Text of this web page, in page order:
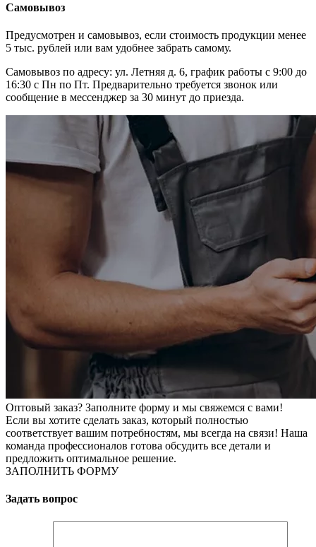
Самовывоз
Предусмотрен и самовывоз, если стоимость продукции менее
5 тыс. рублей или вам удобнее забрать самому.
Самовывоз по адресу: ул. Летняя д. 6, график работы с 9:00 до
16:30 с Пн по Пт. Предварительно требуется звонок или
сообщение в мессенджер за 30 минут до приезда.
Оптовый заказ? Заполните форму и мы свяжемся с вами!
Если вы хотите сделать заказ, который полностью
соответствует вашим потребностям, мы всегда на связи! Наша
команда профессионалов готова обсудить все детали и
предложить оптимальное решение.
ЗАПОЛНИТЬ ФОРМУ
Задать вопрос